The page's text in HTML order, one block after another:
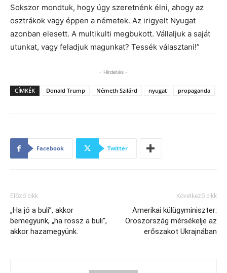
Sokszor mondtuk, hogy úgy szeretnénk élni, ahogy az
osztrákok vagy éppen a németek. Az irigyelt Nyugat
azonban elesett. A multikulti megbukott. Vállaljuk a saját
utunkat, vagy feladjuk magunkat? Tessék választani!”
- Hirdetés -
CÍMKÉK Donald Trump Németh Szilárd nyugat propaganda
Facebook Twitter
Előző cikk
„Ha jó a buli”, akkor
bemegyünk, „ha rossz a buli”,
akkor hazamegyünk.
Következő cikk
Amerikai külügyminiszter:
Oroszország mérsékelje az
erőszakot Ukrajnában